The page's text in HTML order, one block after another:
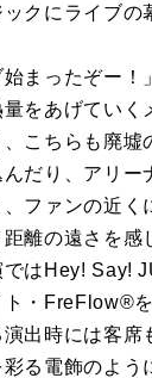
クにライブの
始まったぞー
をあげていく
こちらも廃墟
だり、アリー
ファンの近く
離の遠さを感
はHey! Say!
・FreFlow®
出時には客席
る電飾のよう